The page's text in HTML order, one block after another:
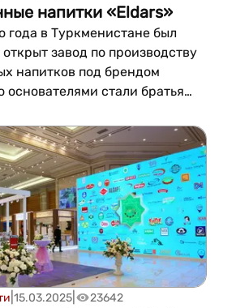
напитки «Eldars»
года в Туркменистане был
завод по производству
напитков под брендом
основателями стали братья
успела появиться во всех
страны, завоевав
благодаря освежающему
цене....
15.03.2025| 23642